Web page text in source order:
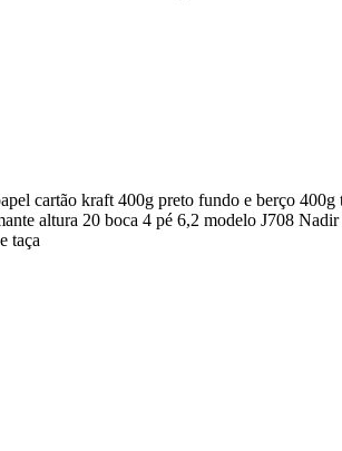
cartão kraft 400g preto fundo e berço
altura 20 boca 4 pé 6,2 modelo J708
taça